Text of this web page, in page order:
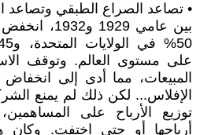
• تصاعد الصراع الطبقي وتصاعد
بين عامي 1929
على مستوى العالم. وتوقف
المبيعات، مما أدى إلى انخفاض
الإفلاس... لكن ذلك لم يمنع
توزيع الأرباح على
أرباحها أو حتى اختفت. وكان